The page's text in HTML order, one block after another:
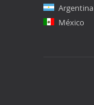
Argentina
México